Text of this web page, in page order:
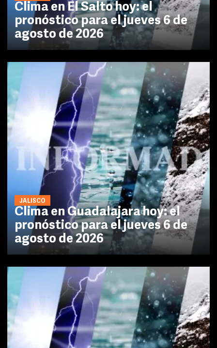
Clima en El Salto hoy: el
pronóstico para el jueves 6 de
agosto de 2026
JALISCO
Clima en Guadalajara hoy: el
pronóstico para el jueves 6 de
agosto de 2026